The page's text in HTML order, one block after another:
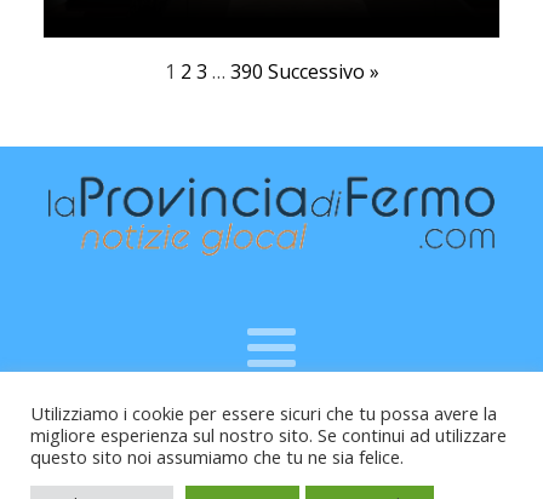
1 2 3 … 390 Successivo »
Raffaele Vitali - via Leopardi 10 - 61121 Pesaro (PU) -
Cod.Fisc VTLRFL77B02L500Y - Testata giornalistica, aut.
Trib.Fermo n.04/2010 del 05/08/2010
Utilizziamo i cookie per essere sicuri che tu possa avere la
migliore esperienza sul nostro sito. Se continui ad utilizzare
questo sito noi assumiamo che tu ne sia felice.